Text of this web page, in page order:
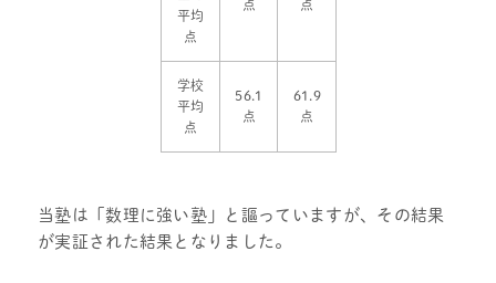
平均
点
点
点
学校
平均
点
56.1
点
61.9
点
当塾は「数理に強い塾」と謳っていますが、その結果
が実証された結果となりました。